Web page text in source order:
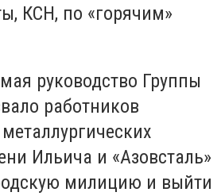
КСН, по «горячим»
руководство Группы
работников
Ильича и «Азовсталь»
милицию и выйти